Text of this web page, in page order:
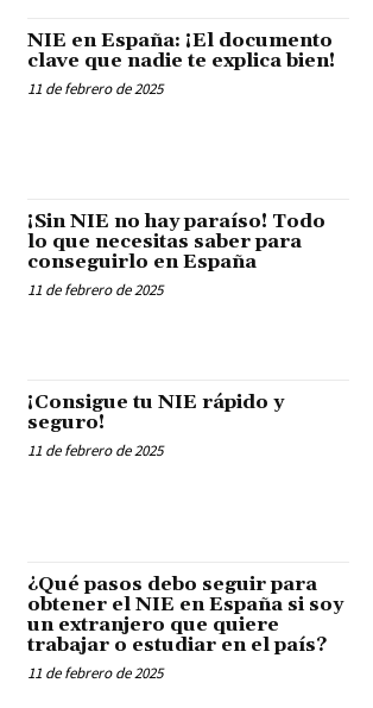
NIE en España: ¡El documento
clave que nadie te explica bien!
11 de febrero de 2025
¡Sin NIE no hay paraíso! Todo
lo que necesitas saber para
conseguirlo en España
11 de febrero de 2025
¡Consigue tu NIE rápido y
seguro!
11 de febrero de 2025
¿Qué pasos debo seguir para
obtener el NIE en España si soy
un extranjero que quiere
trabajar o estudiar en el país?
11 de febrero de 2025